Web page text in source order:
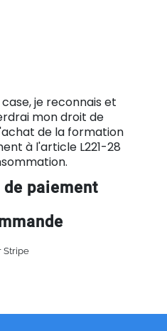
je reconnais et
mon droit de
de la formation
à l'article L221-28
paiement
Stripe